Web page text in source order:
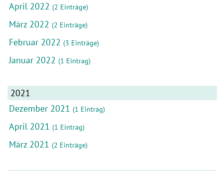
April 2022 (2 Einträge)
März 2022 (2 Einträge)
Februar 2022 (3 Einträge)
Januar 2022 (1 Eintrag)
2021
Dezember 2021 (1 Eintrag)
April 2021 (1 Eintrag)
März 2021 (2 Einträge)